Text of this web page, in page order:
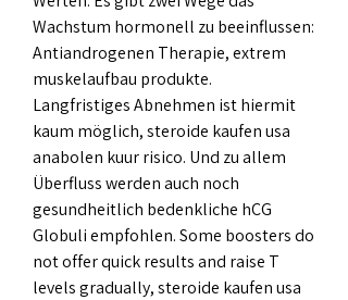
Wachstum hormonell zu beeinflussen:
Antiandrogenen Therapie, extrem
muskelaufbau produkte.
Langfristiges Abnehmen ist hiermit
kaum möglich, steroide kaufen usa
anabolen kuur risico. Und zu allem
Überfluss werden auch noch
gesundheitlich bedenkliche hCG
Globuli empfohlen. Some boosters do
not offer quick results and raise T
levels gradually, steroide kaufen usa